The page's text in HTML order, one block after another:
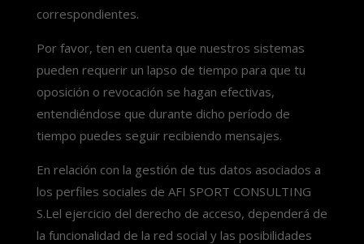
correspondientes.
Por favor, ten en cuenta que nuestros sistemas
pueden requerir un lapso de tiempo para que tu
oposición o revocación se hagan efectivas,
entendiéndose que durante dicho período de
tiempo puedes seguir recibiendo mensajes.
En relación con la gestión de tus datos asociados a
los perfiles sociales de AFI SPORT CONSULTING
S.Lel ejercicio del derecho de acceso, dependerá de
la funcionalidad de la red social y las posibilidades